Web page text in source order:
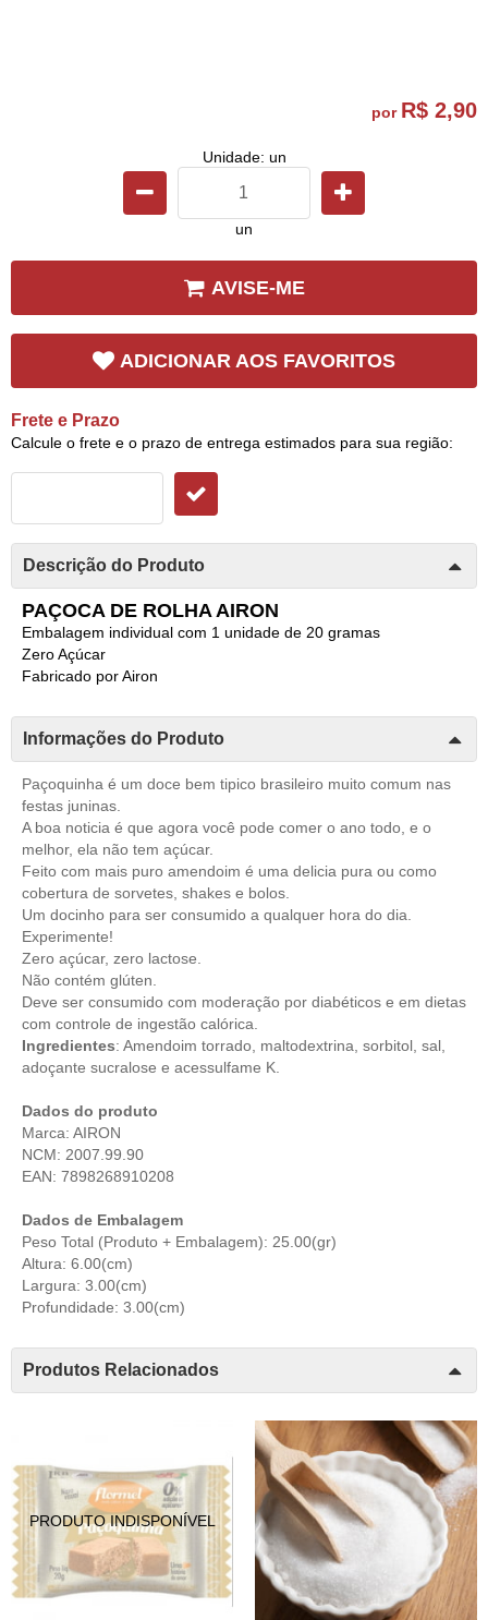
por R$ 2,90
Unidade: un
un
AVISE-ME
ADICIONAR AOS FAVORITOS
Frete e Prazo
Calcule o frete e o prazo de entrega estimados para sua região:
Descrição do Produto
PAÇOCA DE ROLHA AIRON
Embalagem individual com 1 unidade de 20 gramas
Zero Açúcar
Fabricado por Airon
Informações do Produto
Paçoquinha é um doce bem tipico brasileiro muito comum nas
festas juninas.
A boa noticia é que agora você pode comer o ano todo, e o
melhor, ela não tem açúcar.
Feito com mais puro amendoim é uma delicia pura ou como
cobertura de sorvetes, shakes e bolos.
Um docinho para ser consumido a qualquer hora do dia.
Experimente!
Zero açúcar, zero lactose.
Não contém glúten.
Deve ser consumido com moderação por diabéticos e em dietas
com controle de ingestão calórica.
Ingredientes: Amendoim torrado, maltodextrina, sorbitol, sal,
adoçante sucralose e acessulfame K.
Dados do produto
Marca: AIRON
NCM: 2007.99.90
EAN: 7898268910208
Dados de Embalagem
Peso Total (Produto + Embalagem): 25.00(gr)
Altura: 6.00(cm)
Largura: 3.00(cm)
Profundidade: 3.00(cm)
Produtos Relacionados